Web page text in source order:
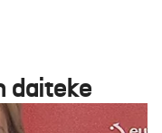
daiteke